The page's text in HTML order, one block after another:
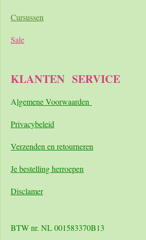
Cursussen
Sale
KLANTEN SERVICE
Algemene Voorwaarden
Privacybeleid
Verzenden en retourneren
Je bestelling herroepen
Disclamer
BTW nr. NL 001583370B13